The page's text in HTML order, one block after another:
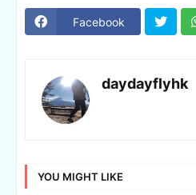
Facebook
daydayflyhk
YOU MIGHT LIKE